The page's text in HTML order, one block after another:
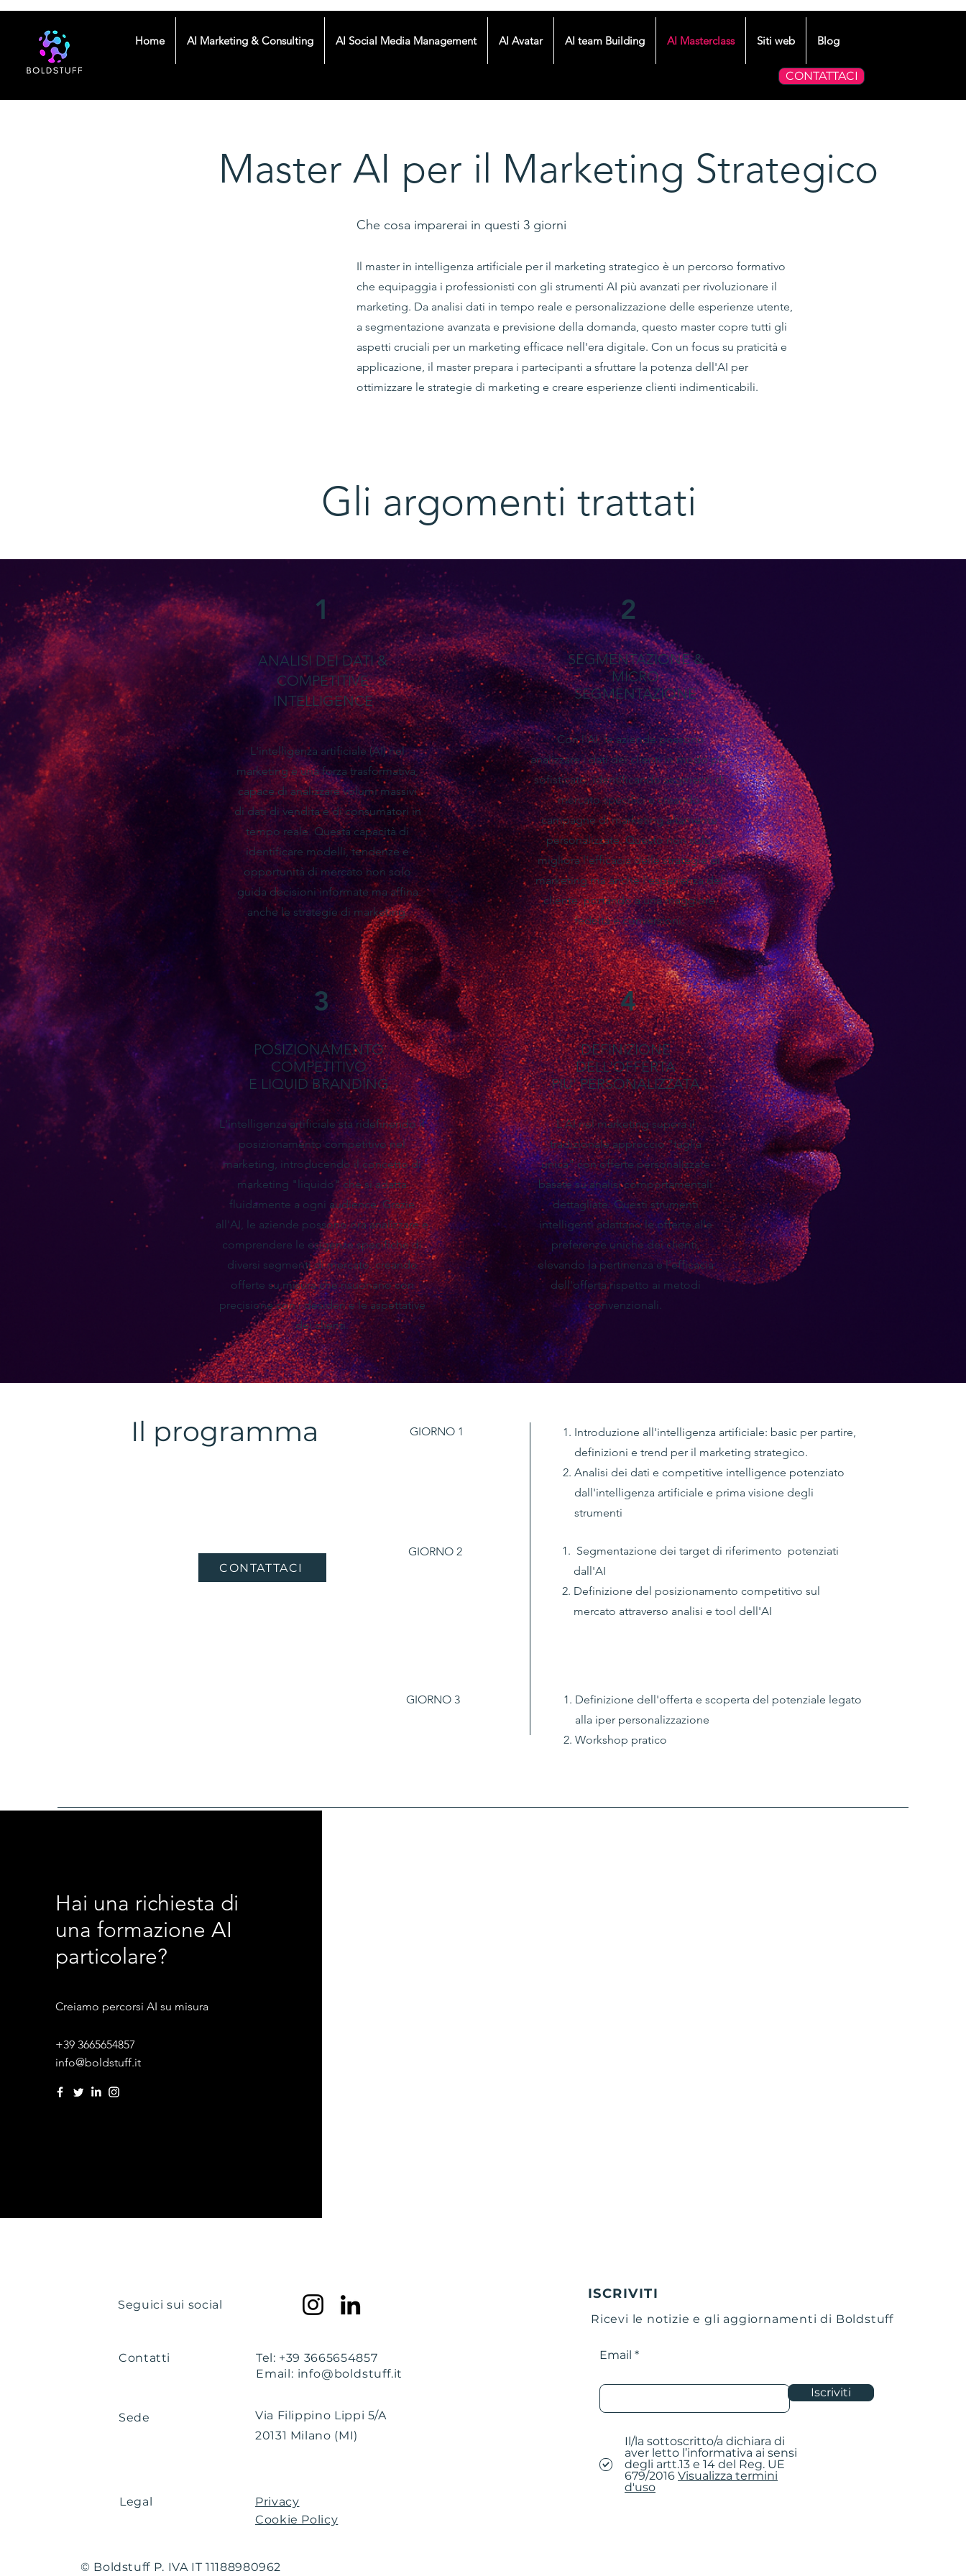
Home AI Marketing & Consulting AI Social Media Management AI Avatar AI team Building AI Masterclass Siti web Blog
CONTATTACI
Master AI per il Marketing Strategico
Che cosa imparerai in questi 3 giorni
Il master in intelligenza artificiale per il marketing strategico è un percorso formativo
che equipaggia i professionisti con gli strumenti AI più avanzati per rivoluzionare il
marketing. Da analisi dati in tempo reale e personalizzazione delle esperienze utente,
a segmentazione avanzata e previsione della domanda, questo master copre tutti gli
aspetti cruciali per un marketing efficace nell'era digitale. Con un focus su praticità e
applicazione, il master prepara i partecipanti a sfruttare la potenza dell'AI per
ottimizzare le strategie di marketing e creare esperienze clienti indimenticabili.
Gli argomenti trattati
1
ANALISI DEI DATI &
COMPETITIVE
INTELLIGENCE
L'intelligenza artificiale (AI) nel
marketing è una forza trasformativa,
capace di analizzare volumi massivi
di dati di vendita e di consumatori in
tempo reale. Questa capacità di
identificare modelli, tendenze e
opportunità di mercato non solo
guida decisioni informate ma affina
anche le strategie di marketing.
2
SEGMENTAZIONE &
MICRO
SEGMENTAZIONE
Con l'AI, le aziende possono
analizzare i dati dei clienti in modo più
sofisticato, identificando segmenti di
mercato specifici e creando
campagne di marketing altamente
personalizzate. Questo non solo
migliora l'efficacia delle strategie di
marketing ma anche l'esperienza del
cliente, portando a una maggiore
fedeltà e conversioni.
3
POSIZIONAMENTO
COMPETITIVO
E LIQUID BRANDING
L'intelligenza artificiale sta ridefinendo il
posizionamento competitivo nel
marketing, introducendo il concetto di
marketing "liquido" che si adatta
fluidamente a ogni audience. Grazie
all'AI, le aziende possono ora analizzare e
comprendere le esigenze specifiche di
diversi segmenti di mercato, creando
offerte su misura che risuonano con
precisione con i desideri e le aspettative
dei clienti.
4
DEFINIZIONE
DELL'OFFERTA
PIU' PERSONALIZZATA
L'AI nel marketing supera il
tradizionale approccio "taglia
unica" con offerte personalizzate
basate su analisi comportamentali
dettagliate. Questi strumenti
intelligenti adattano le offerte alle
preferenze uniche dei clienti,
elevando la pertinenza e l'efficacia
dell'offerta rispetto ai metodi
convenzionali.
CONTATTACI
GIORNO 1
Introduzione all'intelligenza artificiale: basic per partire,
definizioni e trend per il marketing strategico.
Analisi dei dati e competitive intelligence potenziato
dall'intelligenza artificiale e prima visione degli
strumenti
GIORNO 2
Segmentazione dei target di riferimento potenziati
dall'AI
Definizione del posizionamento competitivo sul
mercato attraverso analisi e tool dell'AI
GIORNO 3
Definizione dell'offerta e scoperta del potenziale legato
alla iper personalizzazione
Workshop pratico
Il programma
Hai una richiesta di
una formazione AI
particolare?
Creiamo percorsi AI su misura
+39 3665654857
info@boldstuff.it
Seguici sui social
Contatti
Tel: +39 3665654857
Email: info@boldstuff.it
Sede
Via Filippino Lippi 5/A
20131 Milano (MI)
Legal
Privacy
Cookie Policy
© Boldstuff P. IVA IT 11188980962
ISCRIVITI
Ricevi le notizie e gli aggiornamenti di Boldstuff
Email
Iscriviti
Il/la sottoscritto/a dichiara di
aver letto l’informativa ai sensi
degli artt.13 e 14 del Reg. UE
679/2016 Visualizza termini
d'uso